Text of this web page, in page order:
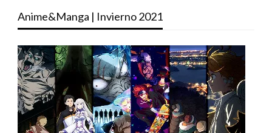
Anime&Manga | Invierno 2021